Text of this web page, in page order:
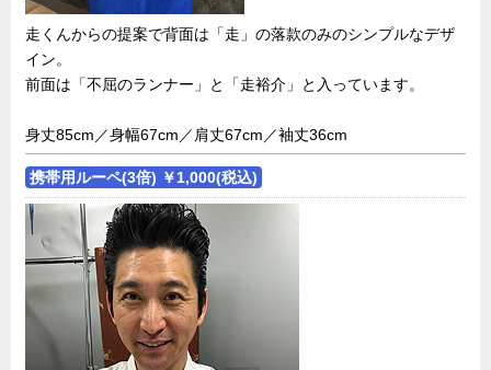
走くんからの提案で背面は「走」の落款のみのシンプルなデザ
イン。
前面は「不屈のランナー」と「走裕介」と入っています。
身丈85cm／身幅67cm／肩丈67cm／袖丈36cm
携帯用ルーペ(3倍) ￥1,000(税込)